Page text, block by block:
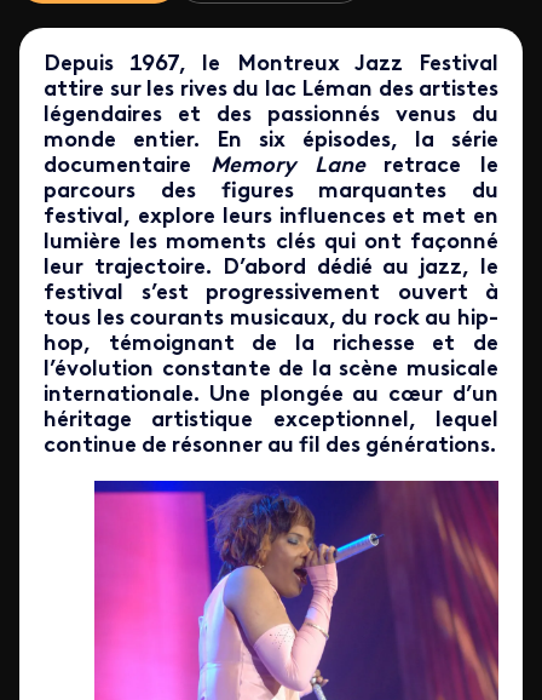
Depuis 1967, le Montreux Jazz Festival
attire sur les rives du lac Léman des artistes
légendaires et des passionnés venus du
monde entier. En six épisodes, la série
documentaire Memory Lane retrace le
parcours des figures marquantes du
festival, explore leurs influences et met en
lumière les moments clés qui ont façonné
leur trajectoire. D’abord dédié au jazz, le
festival s’est progressivement ouvert à
tous les courants musicaux, du rock au hip-
hop, témoignant de la richesse et de
l’évolution constante de la scène musicale
internationale. Une plongée au cœur d’un
héritage artistique exceptionnel, lequel
continue de résonner au fil des générations.